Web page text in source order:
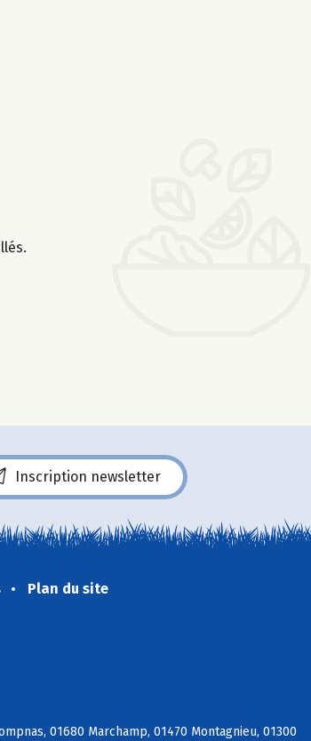
Inscription newsletter
Plan du site
01680 Marchamp, 01470 Montagnieu, 01300